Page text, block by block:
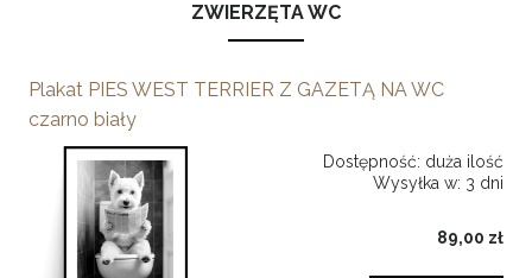
ZWIERZĘTA WC
Plakat PIES WEST TERRIER Z GAZETĄ NA WC
czarno biały
Dostępność: duża ilość
Wysyłka w: 3 dni
89,00 zł